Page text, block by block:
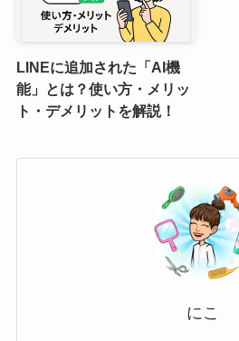
LINEに追加された「AI機
能」とは？使い方・メリッ
ト・デメリットを解説！
にこ